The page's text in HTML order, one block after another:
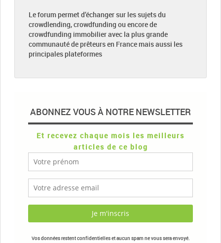
Le forum permet d’échanger sur les sujets du
crowdlending, crowdfunding ou encore de
crowdfunding immobilier avec la plus grande
communauté de prêteurs en France mais aussi les
principales plateformes
ABONNEZ VOUS À NOTRE NEWSLETTER
Et recevez chaque mois les meilleurs
articles de ce blog
Vos données restent confidentielles et aucun spam ne vous sera envoyé.